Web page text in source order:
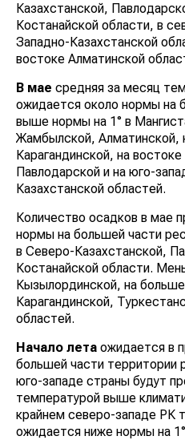
Казахстанской,
Костанайской области, в
Западно-Казахстанской
востоке Алматинской
В мае средняя за месяц
ожидается около нормы на
выше нормы на 1° в
Жамбылской, Алматинской,
Карагандинской, на
Павлодарской и на юго-
Казахстанской областей.
Количество осадков в мае
нормы на большей части
в Северо-Казахстанской,
Костанайской области.
Кызылординской, на
Карагандинской,
областей.
Начало лета ожидается в
большей части территории
юго-западе страны будут
температурой выше
крайнем северо-западе РК
ожидается ниже нормы на